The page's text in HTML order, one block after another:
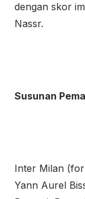
dengan skor
Nassr.
Susunan
Inter Milan
Yann Aurel